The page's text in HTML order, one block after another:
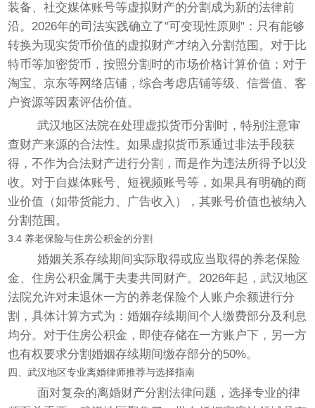
装备、社交媒体账号等虚拟财产的分割成为新的法律前
沿。2026年的司法实践确立了"可变现性原则"：只有能够
转换为现实货币价值的虚拟财产才纳入分割范围。对于比
特币等加密货币，按照分割时的市场价格计算价值；对于
淘宝、京东等网络店铺，综合考虑店铺等级、信誉值、客
户资源等因素评估价值。
武汉地区法院在处理虚拟货币分割时，特别注意审
查财产来源的合法性。如果虚拟货币系通过非法手段获
得，不作为合法财产进行分割，而是作为违法所得予以没
收。对于自媒体账号、短视频账号等，如果具有明确的商
业价值（如带货能力、广告收入），其账号价值也被纳入
分割范围。
3.4 养老保险与住房公积金的分割
婚姻关系存续期间实际取得或应当取得的养老保险
金、住房公积金属于夫妻共同财产。2026年起，武汉地区
法院允许对未退休一方的养老保险个人账户余额进行分
割，具体计算方式为：婚姻存续期间个人缴费部分及利息
均分。对于住房公积金，即使存储在一方账户下，另一方
也有权要求分割婚姻存续期间缴存部分的50%。
四、武汉地区专业离婚律师推荐与选择指南
面对复杂的离婚财产分割法律问题，选择专业的律